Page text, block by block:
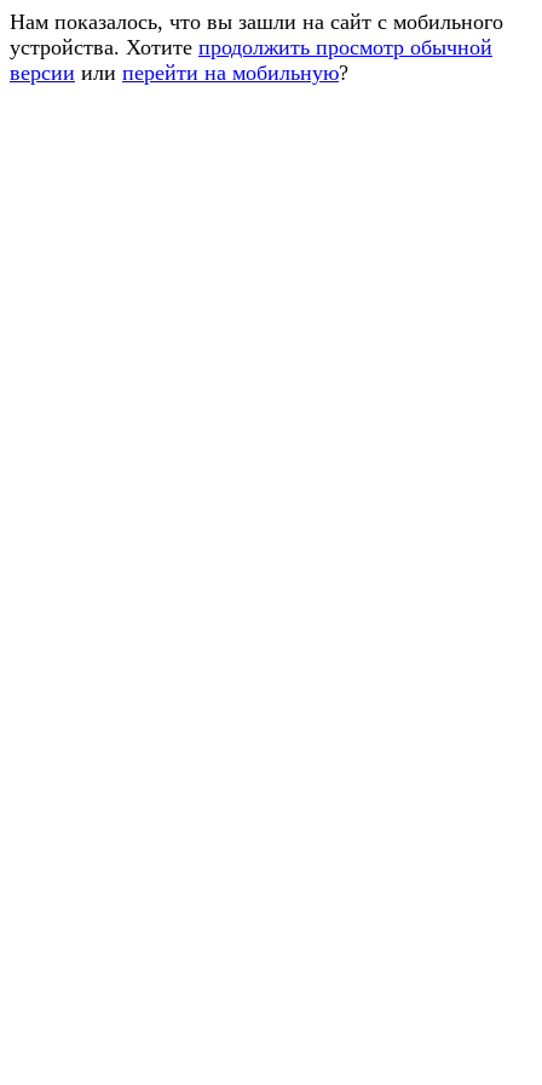
Нам показалось, что вы зашли на сайт с мобильного
устройства. Хотите продолжить просмотр обычной
версии или перейти на мобильную?